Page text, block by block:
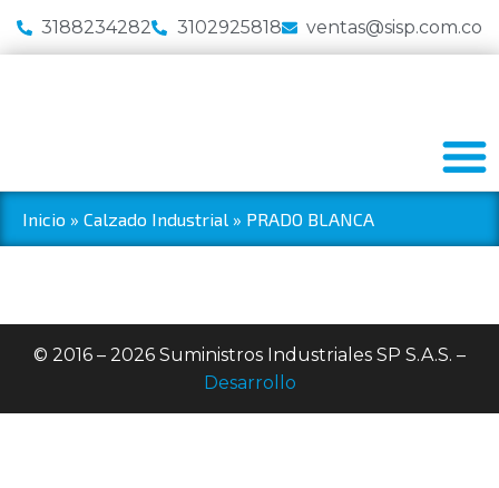
3188234282 3102925818 ventas@sisp.com.co
Inicio » Calzado Industrial » PRADO BLANCA
© 2016 – 2026 Suministros Industriales SP S.A.S. –
Desarrollo